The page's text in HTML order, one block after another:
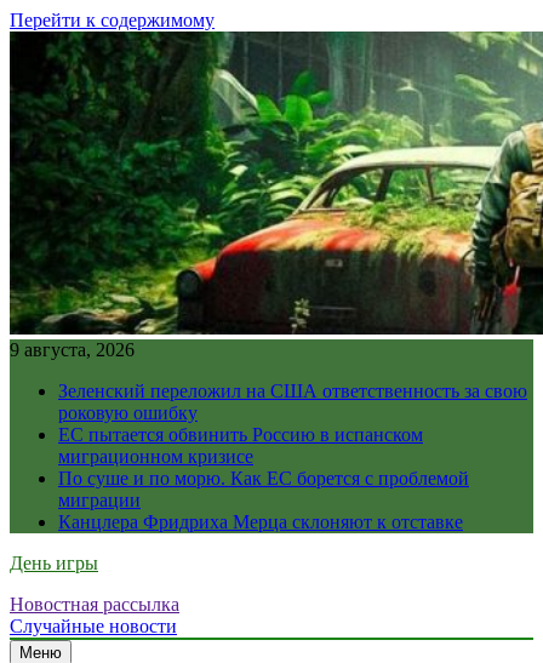
Перейти к содержимому
9 августа, 2026
Зеленский переложил на США ответственность за свою
роковую ошибку
ЕС пытается обвинить Россию в испанском
миграционном кризисе
По суше и по морю. Как ЕС борется с проблемой
миграции
Канцлера Фридриха Мерца склоняют к отставке
День игры
Новостная рассылка
Случайные новости
Меню